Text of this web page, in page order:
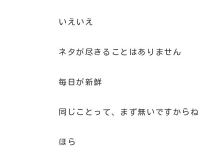
いえいえ
ネタが尽きることはありません
毎日が新鮮
同じことって、まず無いですからね
ほら